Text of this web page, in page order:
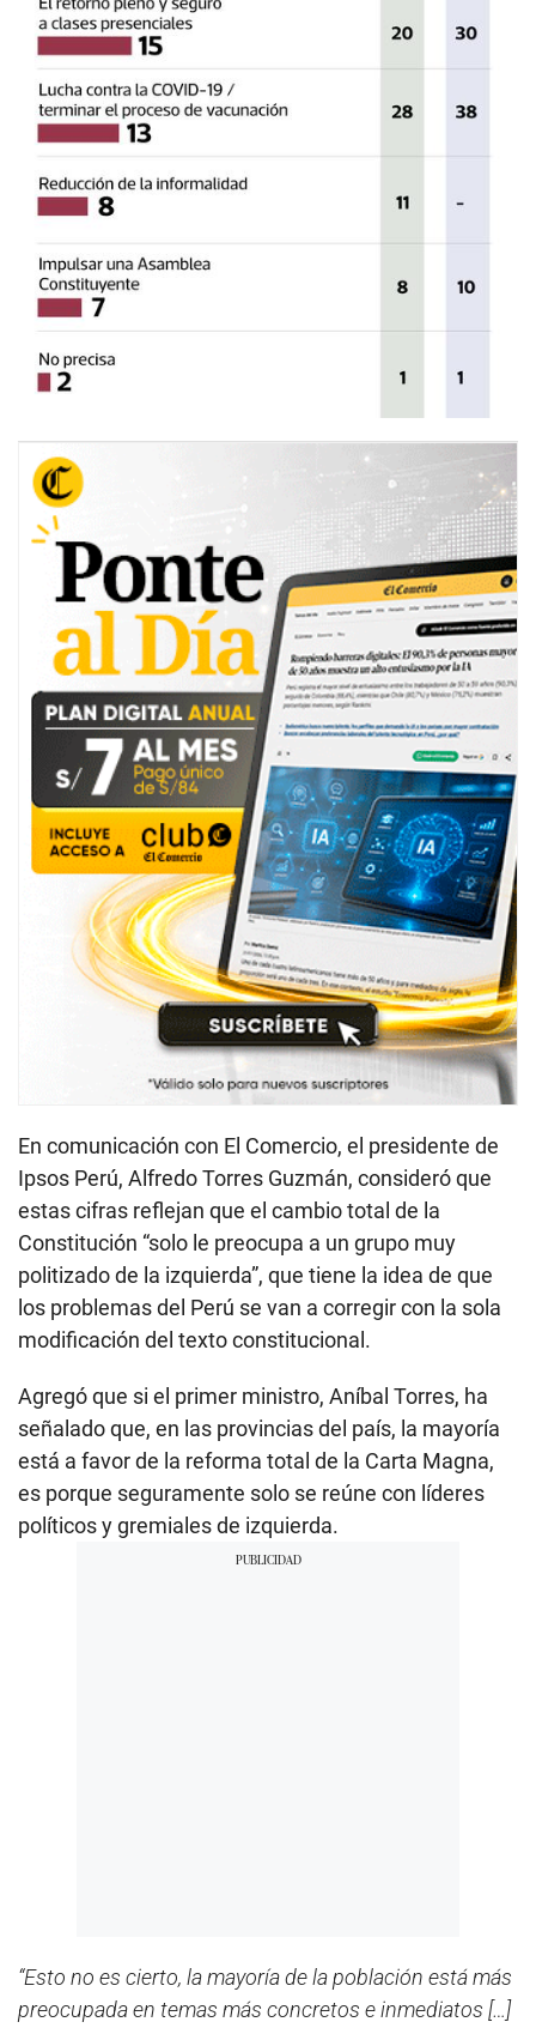
En comunicación con El Comercio, el presidente de
Ipsos Perú, Alfredo Torres Guzmán, consideró que
estas cifras reflejan que el cambio total de la
Constitución “solo le preocupa a un grupo muy
politizado de la izquierda”, que tiene la idea de que
los problemas del Perú se van a corregir con la sola
modificación del texto constitucional.
Agregó que si el primer ministro, Aníbal Torres, ha
señalado que, en las provincias del país, la mayoría
está a favor de la reforma total de la Carta Magna,
es porque seguramente solo se reúne con líderes
políticos y gremiales de izquierda.
“Esto no es cierto, la mayoría de la población está más
preocupada en temas más concretos e inmediatos […]